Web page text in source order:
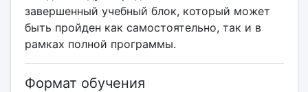
завершенный учебный блок, который может
быть пройден как самостоятельно, так и в
рамках полной программы.
Формат обучения